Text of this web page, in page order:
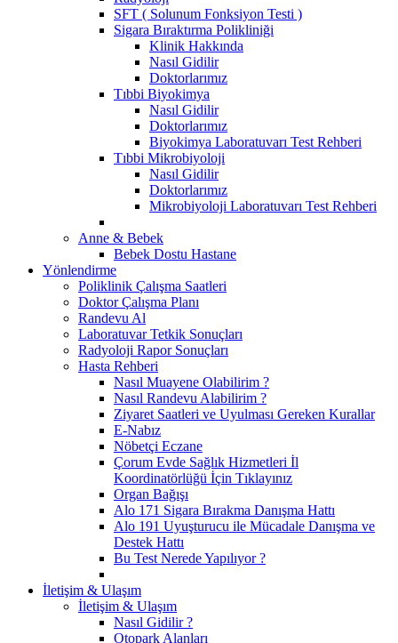
SFT ( Solunum Fonksiyon Testi )
Sigara Bıraktırma Polikliniği
Klinik Hakkında
Nasıl Gidilir
Doktorlarımız
Tıbbi Biyokimya
Nasıl Gidilir
Doktorlarımız
Biyokimya Laboratuvarı Test Rehberi
Tıbbi Mikrobiyoloji
Nasıl Gidilir
Doktorlarımız
Mikrobiyoloji Laboratuvarı Test Rehberi
Anne & Bebek
Bebek Dostu Hastane
Yönlendirme
Poliklinik Çalışma Saatleri
Doktor Çalışma Planı
Randevu Al
Laboratuvar Tetkik Sonuçları
Radyoloji Rapor Sonuçları
Hasta Rehberi
Nasıl Muayene Olabilirim ?
Nasıl Randevu Alabilirim ?
Ziyaret Saatleri ve Uyulması Gereken Kurallar
E-Nabız
Nöbetçi Eczane
Çorum Evde Sağlık Hizmetleri İl
Koordinatörlüğü İçin Tıklayınız
Organ Bağışı
Alo 171 Sigara Bırakma Danışma Hattı
Alo 191 Uyuşturucu ile Mücadale Danışma ve
Destek Hattı
Bu Test Nerede Yapılıyor ?
İletişim & Ulaşım
İletişim & Ulaşım
Nasıl Gidilir ?
Otopark Alanları